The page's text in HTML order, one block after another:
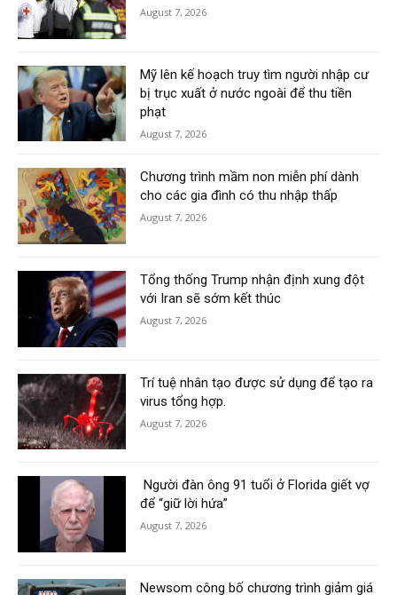
August 7, 2026
Mỹ lên kế hoạch truy tìm người nhập cư
bị trục xuất ở nước ngoài để thu tiền
phạt
August 7, 2026
Chương trình mầm non miễn phí dành
cho các gia đình có thu nhập thấp
August 7, 2026
Tổng thống Trump nhận định xung đột
với Iran sẽ sớm kết thúc
August 7, 2026
Trí tuệ nhân tạo được sử dụng để tạo ra
virus tổng hợp.
August 7, 2026
Người đàn ông 91 tuổi ở Florida giết vợ
để “giữ lời hứa”
August 7, 2026
Newsom công bố chương trình giảm giá